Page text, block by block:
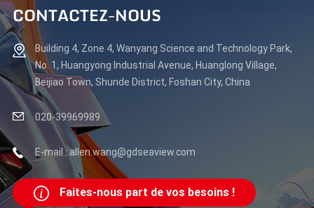
CONTACTEZ-NOUS
Building 4, Zone 4, Wanyang Science and Technology Park,
No. 1, Huangyong Industrial Avenue, Huanglong Village,
Beijiao Town, Shunde District, Foshan City, China
020-39969989
E-mail : allen.wang@gdseaview.com
Faites-nous part de vos besoins !